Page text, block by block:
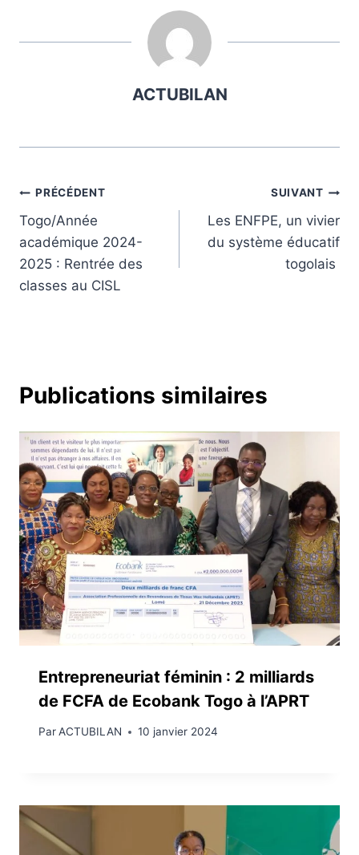
ACTUBILAN
Navigation
de
l’article
PRÉCÉDENT
Togo/Année
académique 2024-
2025 : Rentrée des
classes au CISL
SUIVANT
Les ENFPE, un vivier
du système éducatif
togolais
Publications similaires
Entrepreneuriat féminin : 2 milliards
de FCFA de Ecobank Togo à l’APRT
ParACTUBILAN 10 janvier 2024